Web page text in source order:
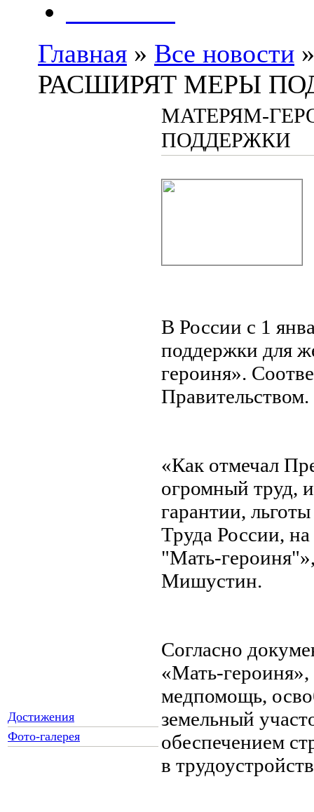
Главная » Все новости
РАСШИРЯТ МЕРЫ
Достижения
Фото-галерея
МАТЕРЯМ-
ПОДДЕРЖКИ
В России с 1
поддержки для
героиня».
Правительством.
«Как отмечал
огромный труд,
гарантии,
Труда России,
"Мать-
Мишустин.
Согласно
«Мать-
медпомощь,
земельный
обеспечением
в